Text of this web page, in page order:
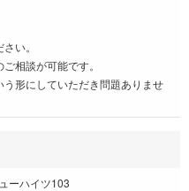
い。
相談が可能です。
形にしていただき問題ありませ
ーハイツ103